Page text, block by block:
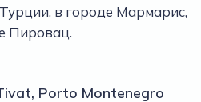
в городе Мармарис,
Пировац.
Porto Montenegro